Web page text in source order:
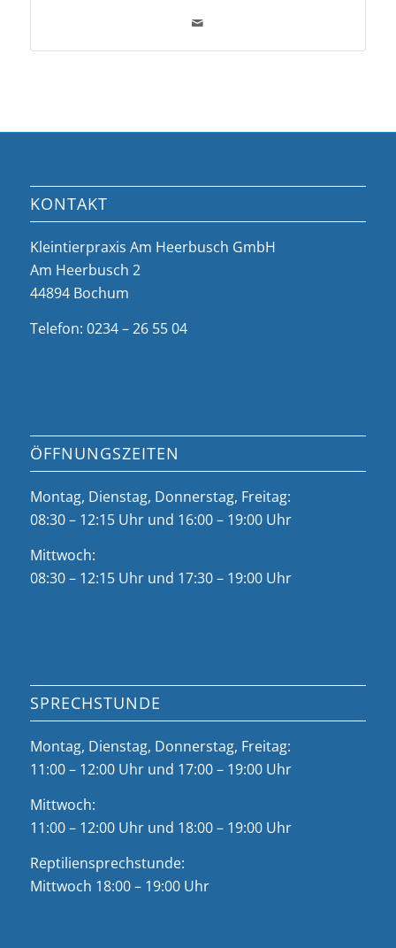
KONTAKT
Kleintierpraxis Am Heerbusch GmbH
Am Heerbusch 2
44894 Bochum
Telefon: 0234 – 26 55 04
ÖFFNUNGSZEITEN
Montag, Dienstag, Donnerstag, Freitag:
08:30 – 12:15 Uhr und 16:00 – 19:00 Uhr
Mittwoch:
08:30 – 12:15 Uhr und 17:30 – 19:00 Uhr
SPRECHSTUNDE
Montag, Dienstag, Donnerstag, Freitag:
11:00 – 12:00 Uhr und 17:00 – 19:00 Uhr
Mittwoch:
11:00 – 12:00 Uhr und 18:00 – 19:00 Uhr
Reptiliensprechstunde:
Mittwoch 18:00 – 19:00 Uhr